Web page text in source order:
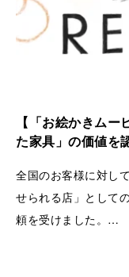
【「お絵かきム
た家具」の価値を
全国のお客様に対し
せられる店」として
頼を受けました。
ただの中古品とし